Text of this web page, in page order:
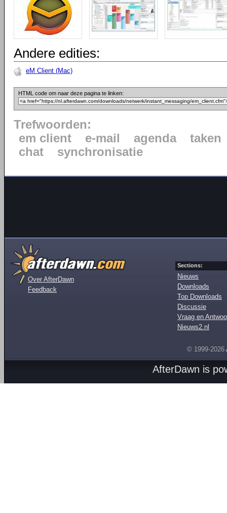
Andere edities:
eM Client (Mac)
HTML code om naar deze pagina te linken:
Trefwoorden:
em client
e-mail agenda
taken
chat
synchronisatie
Over AfterDawn
Feedback
Sections:
Nieuws
Downloads
Top Downloads
Discussie
Vraag en
Nieuws2.nl
© 1999-2026
AfterDawn is